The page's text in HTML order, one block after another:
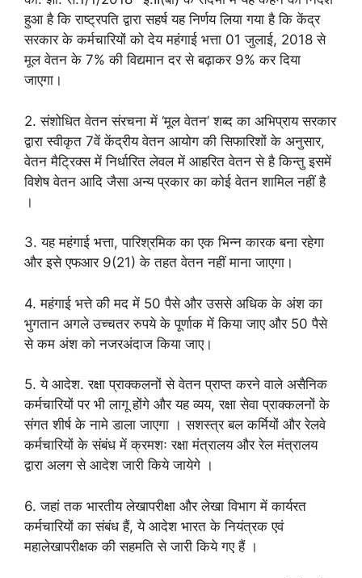
हुआ है कि राष्ट्रपति द्वारा सहर्ष यह निर्णय लिया गया है कि केंद्र
सरकार के कर्मचारियों को देय महंगाई भत्ता 01 जुलाई, 2018 से
मूल वेतन के 7% की विद्यमान दर से बढ़ाकर 9% कर दिया
जाएगा।
2. संशोधित वेतन संरचना में ‘मूल वेतन’ शब्द का अभिप्राय सरकार
द्वारा स्वीकृत 7वें केंद्रीय वेतन आयोग की सिफारिशों के अनुसार,
वेतन मैट्रिक्स में निर्धारित लेवल में आहरित वेतन से है किन्तु इसमें
विशेष वेतन आदि जैसा अन्य प्रकार का कोई वेतन शामिल नहीं है
।
3. यह महंगाई भत्ता, पारिश्रमिक का एक भिन्न कारक बना रहेगा
और इसे एफआर 9(21) के तहत वेतन नहीं माना जाएगा।
4. महंगाई भत्ते की मद में 50 पैसे और उससे अधिक के अंश का
भुगतान अगले उच्चतर रुपये के पूर्णाक में किया जाए और 50 पैसे
से कम अंश को नजरअंदाज किया जाए।
5. ये आदेश. रक्षा प्राक्कलनों से वेतन प्राप्त करने वाले असैनिक
कर्मचारियों पर भी लागू होंगे और यह व्यय, रक्षा सेवा प्राक्कलनों के
संगत शीर्ष के नामे डाला जाएगा । सशस्त्र बल कर्मियों और रेलवे
कर्मचारियों के संबंध में क्रमशः रक्षा मंत्रालय और रेल मंत्रालय
द्वारा अलग से आदेश जारी किये जायेगे ।
6. जहां तक भारतीय लेखापरीक्षा और लेखा विभाग में कार्यरत
कर्मचारियों का संबंध हैं, ये आदेश भारत के नियंत्रक एवं
महालेखापरीक्षक की सहमति से जारी किये गए हैं ।